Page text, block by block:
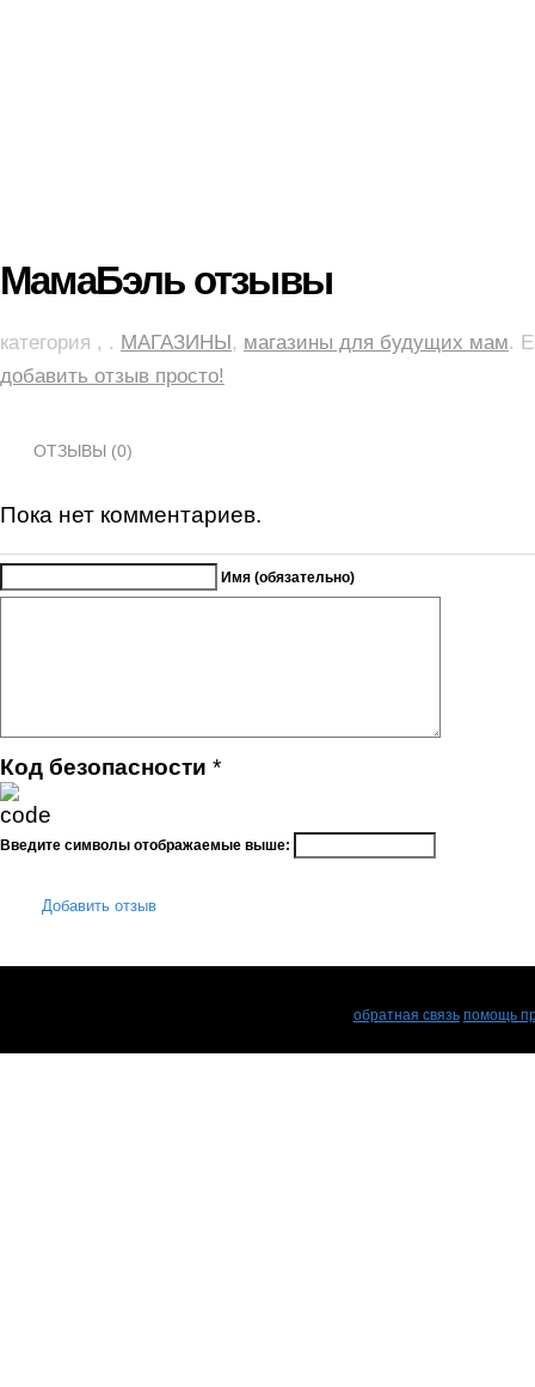
МамаБэль отзывы
категория , . МАГАЗИНЫ, магазины для будущих мам.
добавить отзыв просто!
ОТЗЫВЫ (0)
Пока нет комментариев.
Имя (обязательно)
Код безопасности *
Введите символы отображаемые выше:
Добавить отзыв
обратная связь помощь